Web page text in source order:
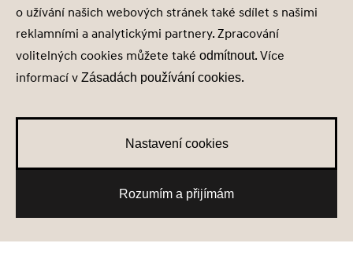
Nové skladové vozy Testovací jízda Získat nabídku Konfigurátor
o užívání našich webových stránek také sdílet s našimi
reklamními a analytickými partnery. Zpracování
volitelných cookies můžete také odmítnout. Více
informací v Zásadách používání cookies.
Nastavení cookies
Rozumím a přijímám